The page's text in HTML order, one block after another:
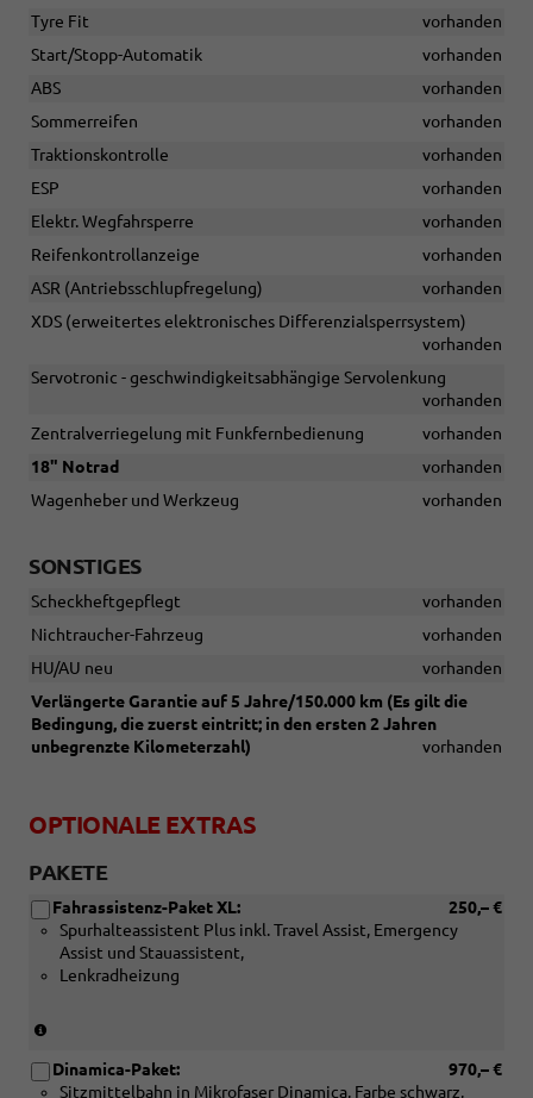
Tyre Fit
vorhanden
Start/Stopp-Automatik
vorhanden
ABS
vorhanden
Sommerreifen
vorhanden
Traktionskontrolle
vorhanden
ESP
vorhanden
Elektr. Wegfahrsperre
vorhanden
Reifenkontrollanzeige
vorhanden
ASR (Antriebsschlupfregelung)
vorhanden
XDS (erweitertes elektronisches Differenzialsperrsystem)
vorhanden
Servotronic - geschwindigkeitsabhängige Servolenkung
vorhanden
Zentralverriegelung mit Funkfernbedienung
vorhanden
18" Notrad
vorhanden
Wagenheber und Werkzeug
vorhanden
SONSTIGES
Scheckheftgepflegt
vorhanden
Nichtraucher-Fahrzeug
vorhanden
HU/AU neu
vorhanden
Verlängerte Garantie auf 5 Jahre/150.000 km (Es gilt die
Bedingung, die zuerst eintritt; in den ersten 2 Jahren
unbegrenzte Kilometerzahl)
vorhanden
OPTIONALE EXTRAS
PAKETE
250,– €
Fahrassistenz-Paket XL:
Spurhalteassistent Plus inkl. Travel Assist, Emergency
Assist und Stauassistent,
Lenkradheizung
Automatik-
970,– €
Dinamica-Paket:
Sitzmittelbahn in Mikrofaser Dinamica, Farbe schwarz,